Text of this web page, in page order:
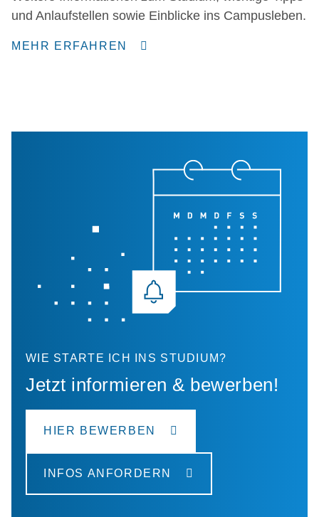
und Anlaufstellen sowie Einblicke ins Campusleben.
MEHR ERFAHREN
WIE STARTE ICH INS STUDIUM?
Jetzt informieren & bewerben!
HIER BEWERBEN
INFOS ANFORDERN